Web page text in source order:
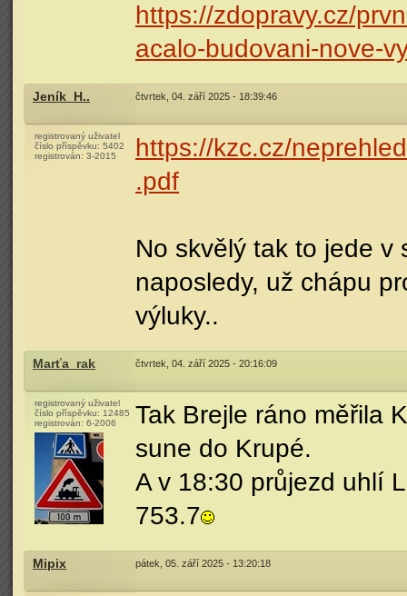
https://zdopravy.cz/
acalo-budovani-nove-
Jeník_H.. čtvrtek, 04. září 2025 - 18:39:46
registrovaný uživatel
číslo příspěvku: 5402
registrován: 3-2015
https://kzc.cz/
.pdf
No skvělý tak to jede v
naposledy, už chápu
výluky..
Marťa_rak čtvrtek, 04. září 2025 - 20:16:09
registrovaný uživatel
číslo příspěvku: 12485
registrován: 6-2006
Tak Brejle ráno měřila
sune do Krupé.
A v 18:30 průjezd uhlí
753.7
Mipix pátek, 05. září 2025 - 13:20:18